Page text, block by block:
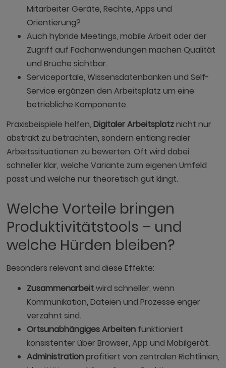
Mitarbeiter Geräte, Rechte, Apps und
Orientierung?
Auch hybride Meetings, mobile Arbeit oder der
Zugriff auf Fachanwendungen machen Qualität
und Brüche sichtbar.
Serviceportale, Wissensdatenbanken und Self-
Service ergänzen den Arbeitsplatz um eine
betriebliche Komponente.
Praxisbeispiele helfen, Digitaler Arbeitsplatznicht nur
abstrakt zu betrachten, sondern entlang realer
Arbeitssituationen zu bewerten. Oft wird dabei
schneller klar, welche Variante zum eigenen Umfeld
passt und welche nur theoretisch gut klingt.
Welche Vorteile bringen
Produktivitätstools – und
welche Hürden bleiben?
Besonders relevant sind diese Effekte:
Zusammenarbeitwird schneller, wenn
Kommunikation, Dateien und Prozesse enger
verzahnt sind.
Ortsunabhängiges Arbeitenfunktioniert
konsistenter über Browser, App und Mobilgerät.
Administrationprofitiert von zentralen Richtlinien,